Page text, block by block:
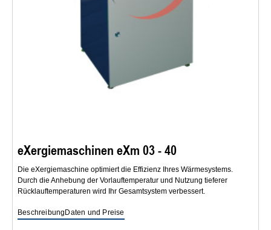
eXergiemaschinen eXm 03 - 40
Die eXergiemaschine optimiert die Effizienz Ihres Wärmesystems.
Durch die Anhebung der Vorlauftemperatur und Nutzung tieferer
Rücklauftemperaturen wird Ihr Gesamtsystem verbessert.
Beschreibung Daten und Preise